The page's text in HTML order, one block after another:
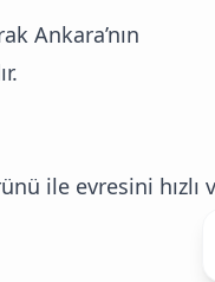
Ankara’nın
ile evresini hızlı